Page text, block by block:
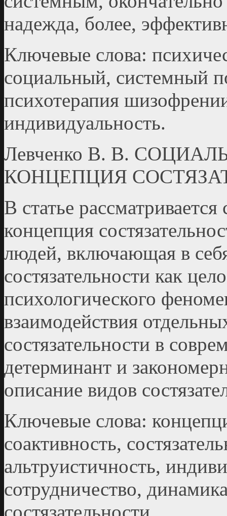
надежда, более,
Ключевые слова:
социальный, системный
психотерапия
индивидуальность.
Левченко В. В.
КОНЦЕПЦИЯ
В статье
концепция
людей, включающая в
состязательности как
психологического
взаимодействия
состязательности в
детерминант и
описание видов
Ключевые слова:
соактивность,
альтруистичность,
сотрудничество,